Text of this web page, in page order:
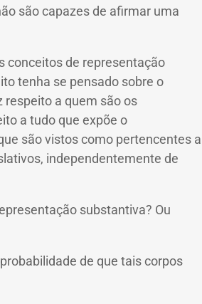
são capazes de afirmar uma
conceitos de representação
tenha se pensado sobre o
a quem são os
a tudo que expõe o
são vistos como pertencentes a
independentemente de
substantiva? Ou
de que tais corpos